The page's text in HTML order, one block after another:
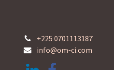
+225 0701113187
info@om-ci.com